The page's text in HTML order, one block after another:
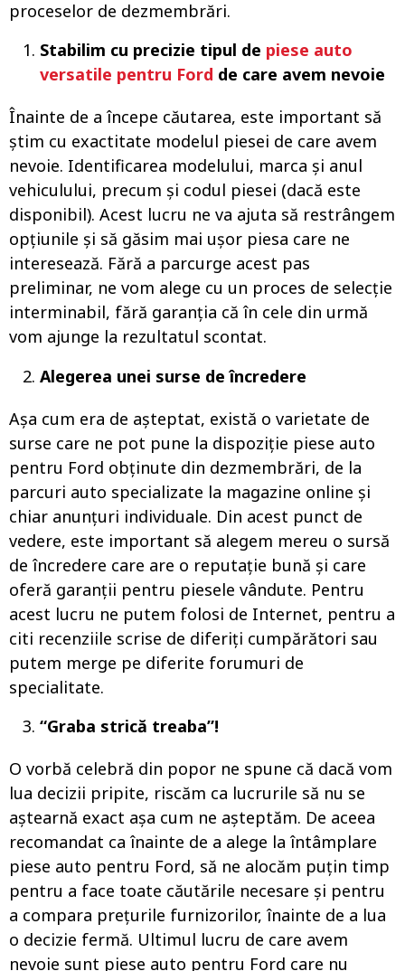
proceselor de dezmembrări.
Stabilim cu precizie tipul de piese auto
versatile pentru Ford de care avem nevoie
Înainte de a începe căutarea, este important să
știm cu exactitate modelul piesei de care avem
nevoie. Identificarea modelului, marca și anul
vehiculului, precum și codul piesei (dacă este
disponibil). Acest lucru ne va ajuta să restrângem
opțiunile și să găsim mai ușor piesa care ne
interesează. Fără a parcurge acest pas
preliminar, ne vom alege cu un proces de selecție
interminabil, fără garanția că în cele din urmă
vom ajunge la rezultatul scontat.
Alegerea unei surse de încredere
Așa cum era de așteptat, există o varietate de
surse care ne pot pune la dispoziție piese auto
pentru Ford obținute din dezmembrări, de la
parcuri auto specializate la magazine online și
chiar anunțuri individuale. Din acest punct de
vedere, este important să alegem mereu o sursă
de încredere care are o reputație bună și care
oferă garanții pentru piesele vândute. Pentru
acest lucru ne putem folosi de Internet, pentru a
citi recenziile scrise de diferiți cumpărători sau
putem merge pe diferite forumuri de
specialitate.
“Graba strică treaba”!
O vorbă celebră din popor ne spune că dacă vom
lua decizii pripite, riscăm ca lucrurile să nu se
aștearnă exact așa cum ne așteptăm. De aceea
recomandat ca înainte de a alege la întâmplare
piese auto pentru Ford, să ne alocăm puțin timp
pentru a face toate căutările necesare și pentru
a compara prețurile furnizorilor, înainte de a lua
o decizie fermă. Ultimul lucru de care avem
nevoie sunt piese auto pentru Ford care nu